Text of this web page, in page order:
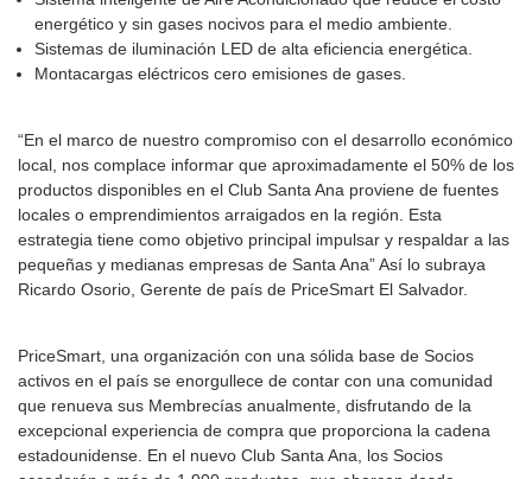
energético y sin gases nocivos para el medio ambiente.
Sistemas de iluminación LED de alta eficiencia energética.
Montacargas eléctricos cero emisiones de gases.
“En el marco de nuestro compromiso con el desarrollo económico
local, nos complace informar que aproximadamente el 50% de los
productos disponibles en el Club Santa Ana proviene de fuentes
locales o emprendimientos arraigados en la región. Esta
estrategia tiene como objetivo principal impulsar y respaldar a las
pequeñas y medianas empresas de Santa Ana” Así lo subraya
Ricardo Osorio, Gerente de país de PriceSmart El Salvador.
PriceSmart, una organización con una sólida base de Socios
activos en el país se enorgullece de contar con una comunidad
que renueva sus Membrecías anualmente, disfrutando de la
excepcional experiencia de compra que proporciona la cadena
estadounidense. En el nuevo Club Santa Ana, los Socios